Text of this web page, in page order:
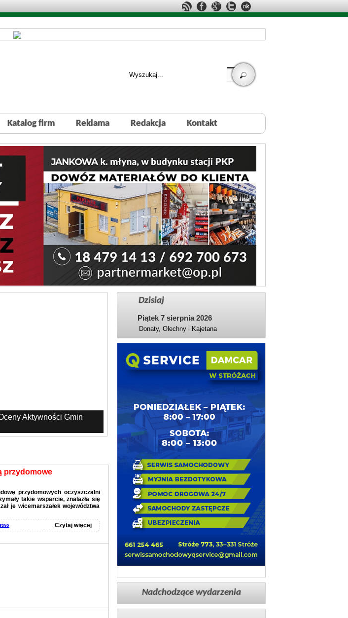
Katalog firm Reklama Redakcja Kontakt
Aktywności Gmin
przydomowe
przydomowych oczyszczalni
takie wsparcie, znalazła się
je wicemarszałek województwa
Czytaj więcej
Dzisiaj
Piątek 7 sierpnia 2026
Donaty, Olechny i Kajetana
Nadchodzące wydarzenia